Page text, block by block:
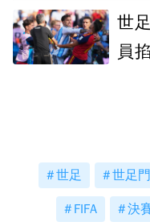
世
員
世足 世足
FIFA 決